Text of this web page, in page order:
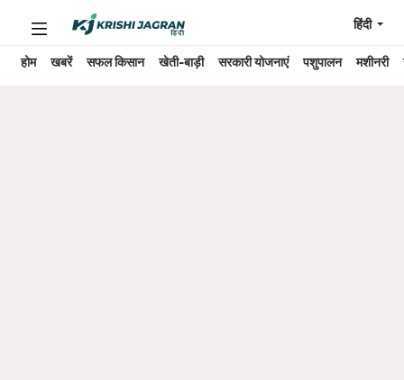
होम खबरें सफल किसान खेती-बाड़ी सरकारी योजनाएं पशुपालन मशीनरी
हिंदी